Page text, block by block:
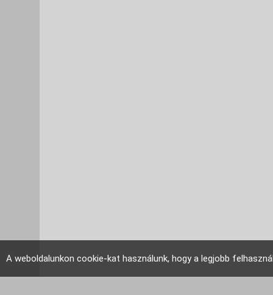
A weboldalunkon cookie-kat használunk, hogy a legjobb